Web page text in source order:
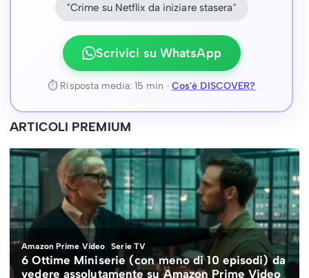
"Crime su Netflix da iniziare stasera"
Scrivici su WhatsApp
⏱ Risposta media: 15 min · Cos'è DISCOVER?
ARTICOLI PREMIUM